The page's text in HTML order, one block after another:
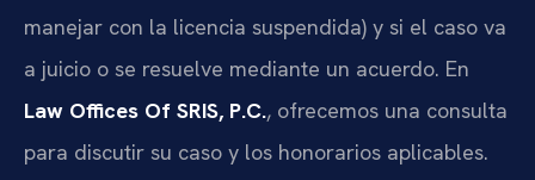
manejar con la licencia suspendida) y si el caso va
a juicio o se resuelve mediante un acuerdo. En
Law Offices Of SRIS, P.C., ofrecemos una consulta
para discutir su caso y los honorarios aplicables.